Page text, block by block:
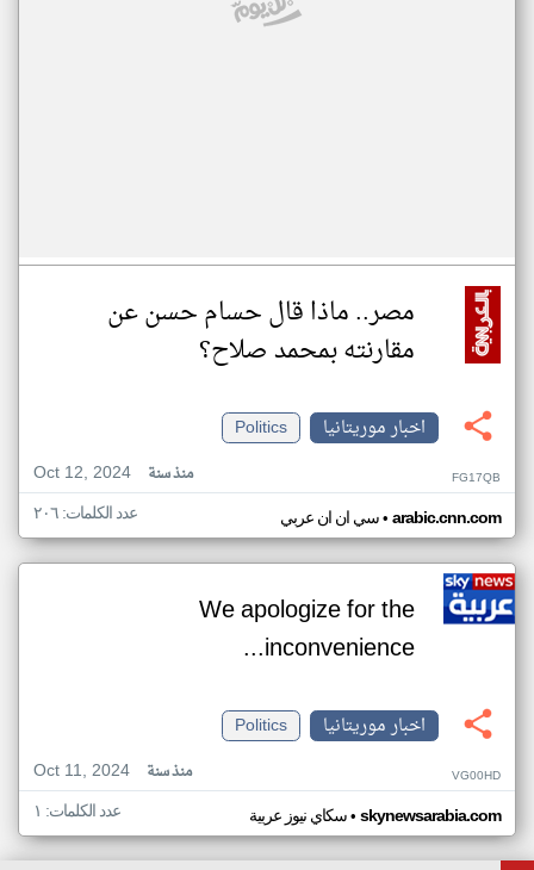
مصر.. ماذا قال حسام حسن عن
مقارنته بمحمد صلاح؟
اخبار موريتانيا
Politics
Oct 12, 2024
منذ سنة FG17QB
سي ان ان عربي• arabic.cnn.com عدد الكلمات: ٢٠٦
We apologize for the
inconvenience...
اخبار موريتانيا
Politics
Oct 11, 2024
منذ سنة VG00HD
سكاي نيوز عربية• skynewsarabia.com عدد الكلمات: ١